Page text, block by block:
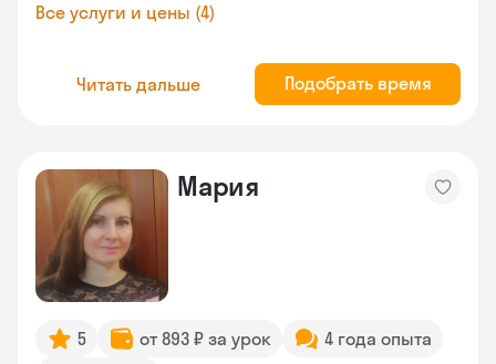
Все услуги и цены (4)
Читать дальше Подобрать время
Мария
5 от 893 ₽ за урок
4 года опыта